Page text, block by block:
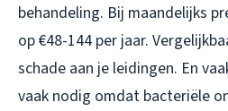
behandeling. Bij maandelijks
op €48-144 per jaar.
schade aan je leidingen. En
vaak nodig omdat bacteriële